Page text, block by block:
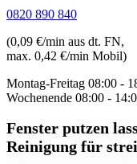
0820 890 840
(0,09 €/min aus dt. FN,
max. 0,42 €/min Mobil)
Montag-Freitag 08:00 -
Wochenende 08:00 -
Fenster putzen
Reinigung für